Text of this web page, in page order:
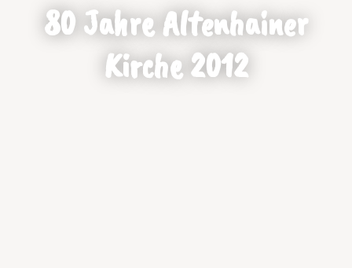
80 Jahre Altenhainer
Kirche 2012